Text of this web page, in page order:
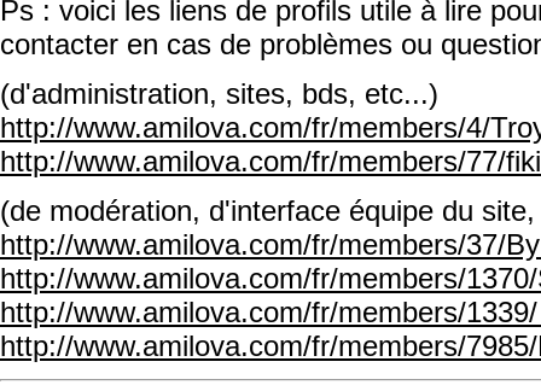
Ps : voici les liens de profils utile à lire
contacter en cas de problèmes ou
(d'administration, sites, bds, etc...)
http://www.amilova.com/fr/members/4/
http://www.amilova.com/fr/members/77/
(de modération, d'interface équipe du
http://www.amilova.com/fr/members/37/
http://www.amilova.com/fr/members/
http://www.amilova.com/fr/members/
http://www.amilova.com/fr/members/